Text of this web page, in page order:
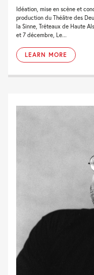
Idéation, mise en scène et
production du Théâtre des
la Sinne, Tréteaux de Haute
et 7 décembre, Le...
LEARN MORE